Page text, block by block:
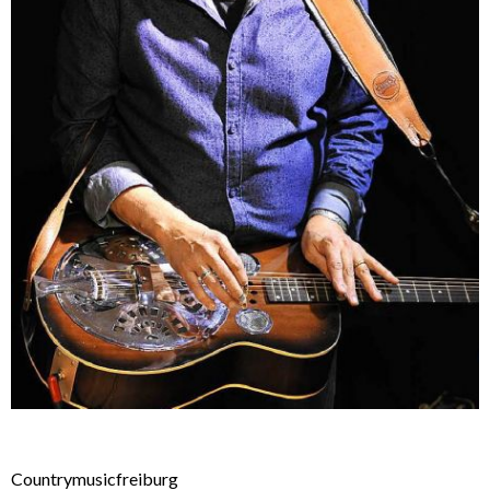
Countrymusicfreiburg